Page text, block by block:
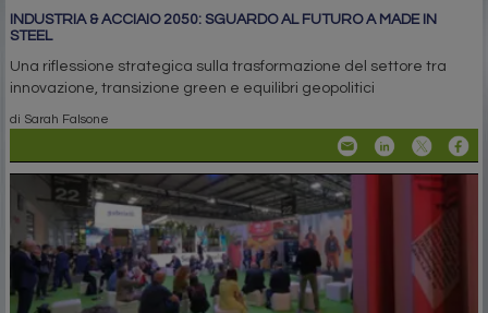
INDUSTRIA & ACCIAIO 2050: SGUARDO AL FUTURO A MADE IN
STEEL
Una riflessione strategica sulla trasformazione del settore tra
innovazione, transizione green e equilibri geopolitici
di Sarah Falsone